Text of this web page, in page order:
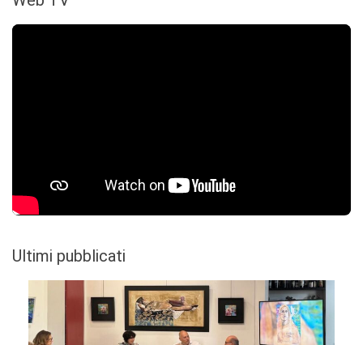
Ultimi pubblicati